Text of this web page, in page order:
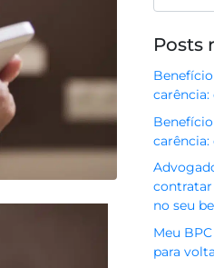
Posts
carência:
carência:
contratar
no seu
Meu
para